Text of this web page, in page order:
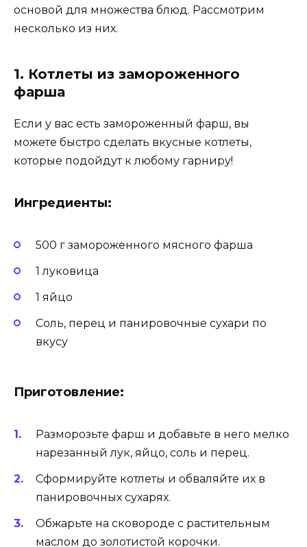
основой для множества блюд. Рассмотрим
несколько из них.
1. Котлеты из замороженного
фарша
Если у вас есть замороженный фарш, вы
можете быстро сделать вкусные котлеты,
которые подойдут к любому гарниру!
Ингредиенты:
500 г замороженного мясного фарша
1 луковица
1 яйцо
Соль, перец и панировочные сухари по
вкусу
Приготовление:
Разморозьте фарш и добавьте в него мелко
нарезанный лук, яйцо, соль и перец.
Сформируйте котлеты и обваляйте их в
панировочных сухарях.
Обжарьте на сковороде с растительным
маслом до золотистой корочки.